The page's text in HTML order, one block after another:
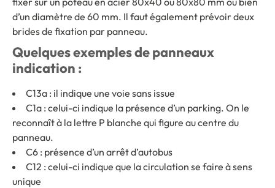
d’un diamètre de 60 mm. Il faut également prévoir deux
brides de fixation par panneau.
Quelques exemples de panneaux
indication :
C13a : il indique une voie sans issue
C1a : celui-ci indique la présence d’un parking. On le
reconnaît à la lettre P blanche qui figure au centre du
panneau.
C6 : présence d’un arrêt d’autobus
C12 : celui-ci indique que la circulation se faire à sens
unique